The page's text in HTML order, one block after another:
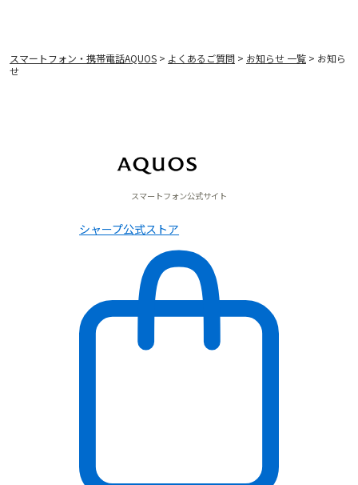
スマートフォン・携帯電話AQUOS > よくあるご質問 > お知らせ 一覧 > お知ら
せ
スマートフォン公式サイト
シャープ公式ストア